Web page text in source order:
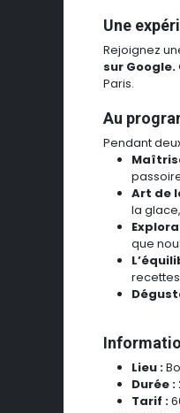
Une
Rejoignez
sur Google.
Paris.
Au
Pendant
Art de
la
que
Lieu :
Durée :
Tarif :